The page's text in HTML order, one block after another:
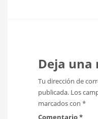
Deja una
Tu dirección de
publicada. Los
marcados con *
Comentario*